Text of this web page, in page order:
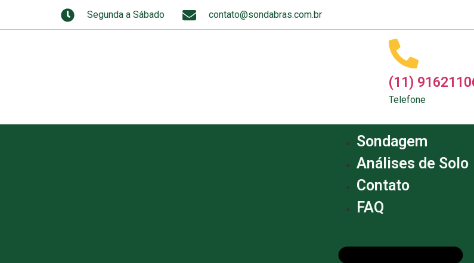
Segunda a Sábado contato@sondabras.com.br
(11)
Telefone
Sondagem
Análises de Solo
Contato
FAQ